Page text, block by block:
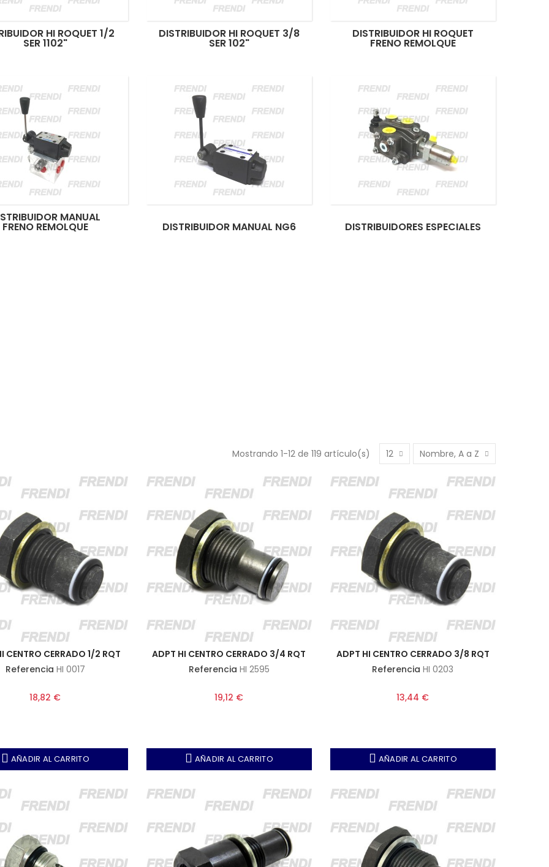
HI ROQUET 1/2
SER 1102"
DISTRIBUIDOR HI ROQUET 3/8
SER 102"
DISTRIBUIDOR HI ROQUET
FRENO REMOLQUE
MANUAL
FRENO REMOLQUE DISTRIBUIDOR MANUAL NG6 DISTRIBUIDORES ESPECIALES
Mostrando 1-12 de 119 artículo(s) 12 Nombre, A a Z
CENTRO CERRADO 1/2 RQT
Referencia HI 0017
18,82 €
AÑADIR AL CARRITO
ADPT HI CENTRO CERRADO 3/4 RQT
Referencia HI 2595
19,12 €
AÑADIR AL CARRITO
ADPT HI CENTRO CERRADO 3/8 RQT
Referencia HI 0203
13,44 €
AÑADIR AL CARRITO